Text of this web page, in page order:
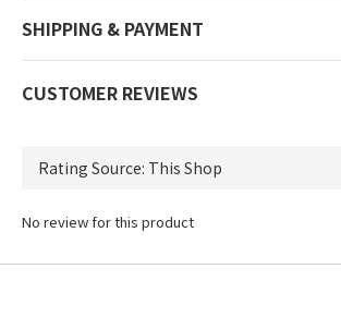
SHIPPING & PAYMENT
CUSTOMER REVIEWS
No review for this product